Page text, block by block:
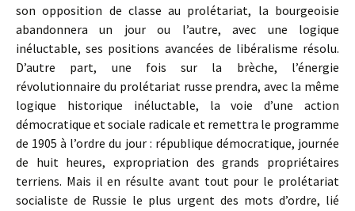
son opposition de classe au prolétariat, la bourgeoisie
abandonnera un jour ou l’autre, avec une logique
inéluctable, ses positions avancées de libéralisme résolu.
D’autre part, une fois sur la brèche, l’énergie
révolutionnaire du prolétariat russe prendra, avec la même
logique historique inéluctable, la voie d’une action
démocratique et sociale radicale et remettra le programme
de 1905 à l’ordre du jour : républi­que démocratique, journée
de huit heures, expropriation des grands propriétaires
terriens. Mais il en résulte avant tout pour le prolétariat
socialiste de Russie le plus urgent des mots d’ordre, lié